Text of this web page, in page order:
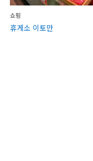
쇼핑
휴게소 이토만